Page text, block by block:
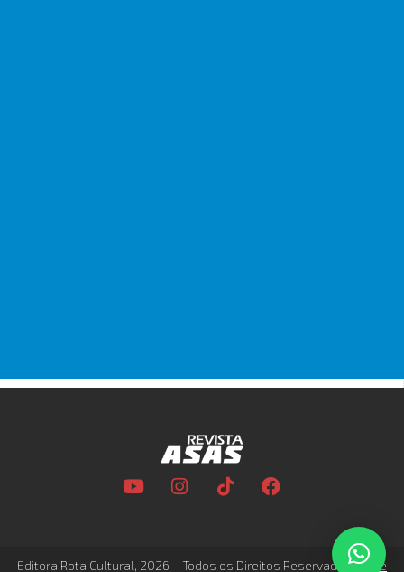
Editora Rota Cultural, 2026 – Todos os Direitos Reservados –Site
desenvolvido por Estúdios Labirinto.